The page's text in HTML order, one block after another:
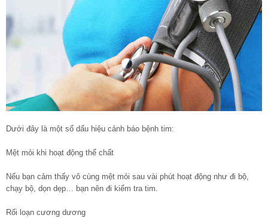
Dưới đây là một số dấu hiệu cảnh báo bệnh tim:
Mệt mỏi khi hoạt động thể chất
Nếu bạn cảm thấy vô cùng mệt mỏi sau vài phút hoạt động như đi bộ,
chạy bộ, dọn dẹp… bạn nên đi kiểm tra tim.
Rối loạn cương dương